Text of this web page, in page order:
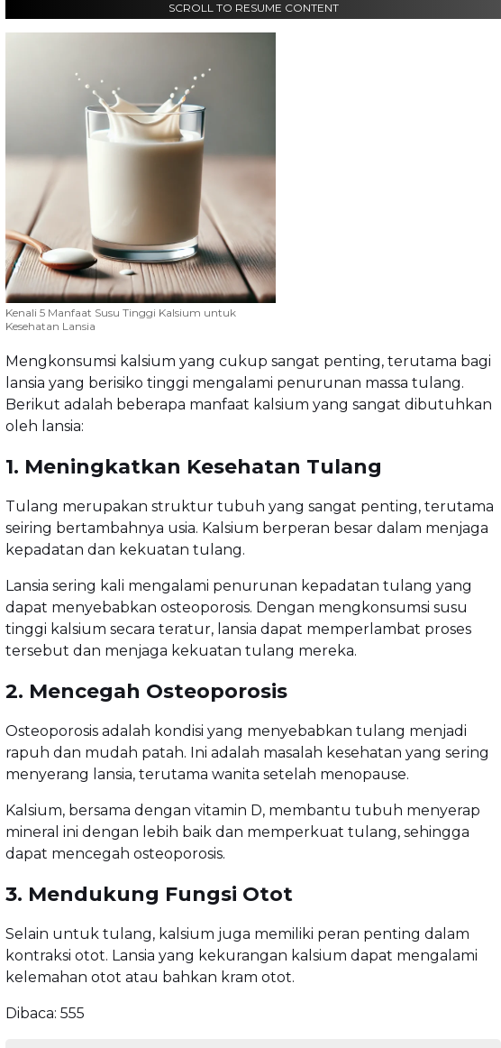
SCROLL TO RESUME CONTENT
Kenali 5 Manfaat Susu Tinggi Kalsium untuk
Kesehatan Lansia
Mengkonsumsi kalsium yang cukup sangat penting, terutama bagi
lansia yang berisiko tinggi mengalami penurunan massa tulang.
Berikut adalah beberapa manfaat kalsium yang sangat dibutuhkan
oleh lansia:
1. Meningkatkan Kesehatan Tulang
Tulang merupakan struktur tubuh yang sangat penting, terutama
seiring bertambahnya usia. Kalsium berperan besar dalam menjaga
kepadatan dan kekuatan tulang.
Lansia sering kali mengalami penurunan kepadatan tulang yang
dapat menyebabkan osteoporosis. Dengan mengkonsumsi susu
tinggi kalsium secara teratur, lansia dapat memperlambat proses
tersebut dan menjaga kekuatan tulang mereka.
2. Mencegah Osteoporosis
Osteoporosis adalah kondisi yang menyebabkan tulang menjadi
rapuh dan mudah patah. Ini adalah masalah kesehatan yang sering
menyerang lansia, terutama wanita setelah menopause.
Kalsium, bersama dengan vitamin D, membantu tubuh menyerap
mineral ini dengan lebih baik dan memperkuat tulang, sehingga
dapat mencegah osteoporosis.
3. Mendukung Fungsi Otot
Selain untuk tulang, kalsium juga memiliki peran penting dalam
kontraksi otot. Lansia yang kekurangan kalsium dapat mengalami
kelemahan otot atau bahkan kram otot.
Dibaca: 555